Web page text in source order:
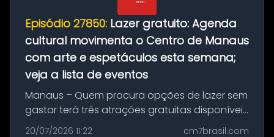
Episódio 27850: Lazer gratuito: Agenda
cultural movimenta o Centro de Manaus
com arte e espetáculos esta semana;
veja a lista de eventos
Manaus – Quem procura opções de lazer sem
gastar terá três atrações gratuitas disponíveis
entre esta segunda-feira (20) e quinta-feira
20/07/2026 11:22 cm7brasil.com